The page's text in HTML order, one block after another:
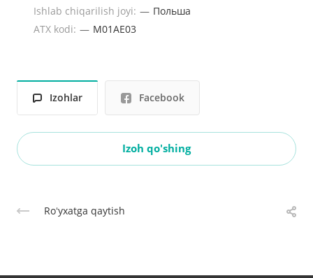
Ishlab chiqarilish joyi: — Польша
ATX kodi: — M01AE03
Izohlar Facebook
Izoh qo'shing
Roʻyxatga qaytish